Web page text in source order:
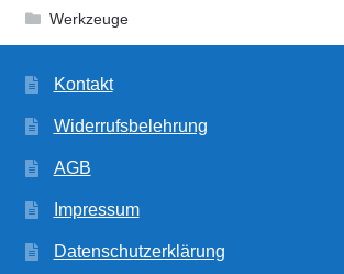
Werkzeuge
Kontakt
Widerrufsbelehrung
AGB
Impressum
Datenschutzerklärung